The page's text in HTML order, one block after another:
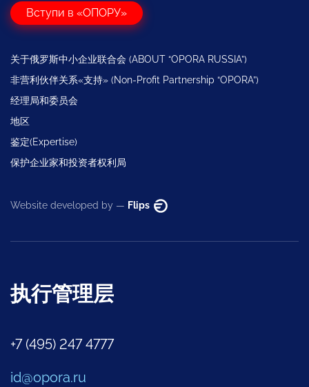
Вступи в «ОПОРУ»
关于俄罗斯中小企业联合会 (ABOUT “OPORA RUSSIA”)
非营利伙伴关系«支持» (Non-Profit Partnership “OPORA”)
经理局和委员会
地区
鉴定(Expertise)
保护企业家和投资者权利局
Website developed by — Flips
执行管理层
+7 (495) 247 4777
id@opora.ru